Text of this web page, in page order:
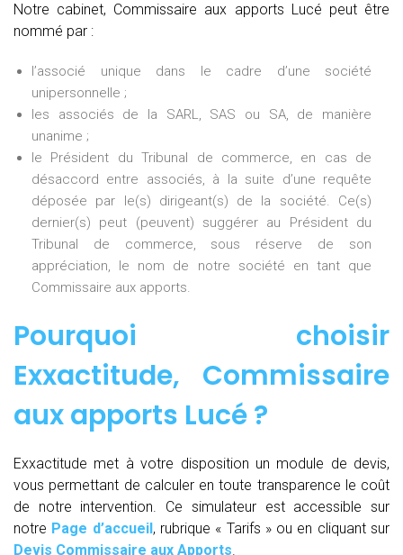
Notre cabinet, Commissaire aux apports Lucé peut être
nommé par :
l’associé unique dans le cadre d’une société
unipersonnelle ;
les associés de la SARL, SAS ou SA, de manière
unanime ;
le Président du Tribunal de commerce, en cas de
désaccord entre associés, à la suite d’une requête
déposée par le(s) dirigeant(s) de la société. Ce(s)
dernier(s) peut (peuvent) suggérer au Président du
Tribunal de commerce, sous réserve de son
appréciation, le nom de notre société en tant que
Commissaire aux apports.
Pourquoi choisir
Exxactitude, Commissaire
aux apports Lucé?
Exxactitude met à votre disposition un module de devis,
vous permettant de calculer en toute transparence le coût
de notre intervention. Ce simulateur est accessible sur
notre Page d’accueil, rubrique « Tarifs » ou en cliquant sur
Devis Commissaire aux Apports.